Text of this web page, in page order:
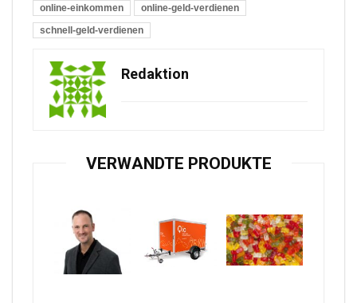
online-einkommen
online-geld-verdienen
schnell-geld-verdienen
Redaktion
VERWANDTE PRODUKTE